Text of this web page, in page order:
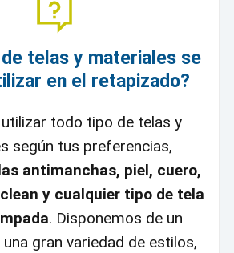
telas y materiales se
en el retapizado?
utilizar todo tipo de telas y
según tus preferencias,
antimanchas, piel, cuero,
y cualquier tipo de tela
. Disponemos de un
gran variedad de estilos,